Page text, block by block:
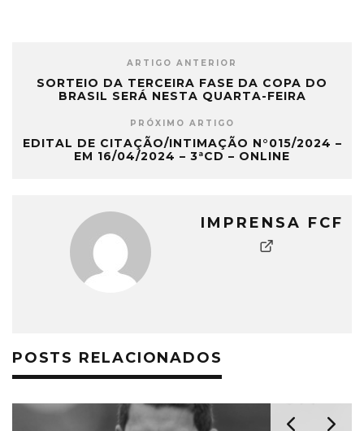
ARTIGO ANTERIOR
SORTEIO DA TERCEIRA FASE DA COPA DO
BRASIL SERÁ NESTA QUARTA-FEIRA
PRÓXIMO ARTIGO
EDITAL DE CITAÇÃO/INTIMAÇÃO N°015/2024 –
EM 16/04/2024 – 3ªCD – ONLINE
IMPRENSA FCF
POSTS RELACIONADOS